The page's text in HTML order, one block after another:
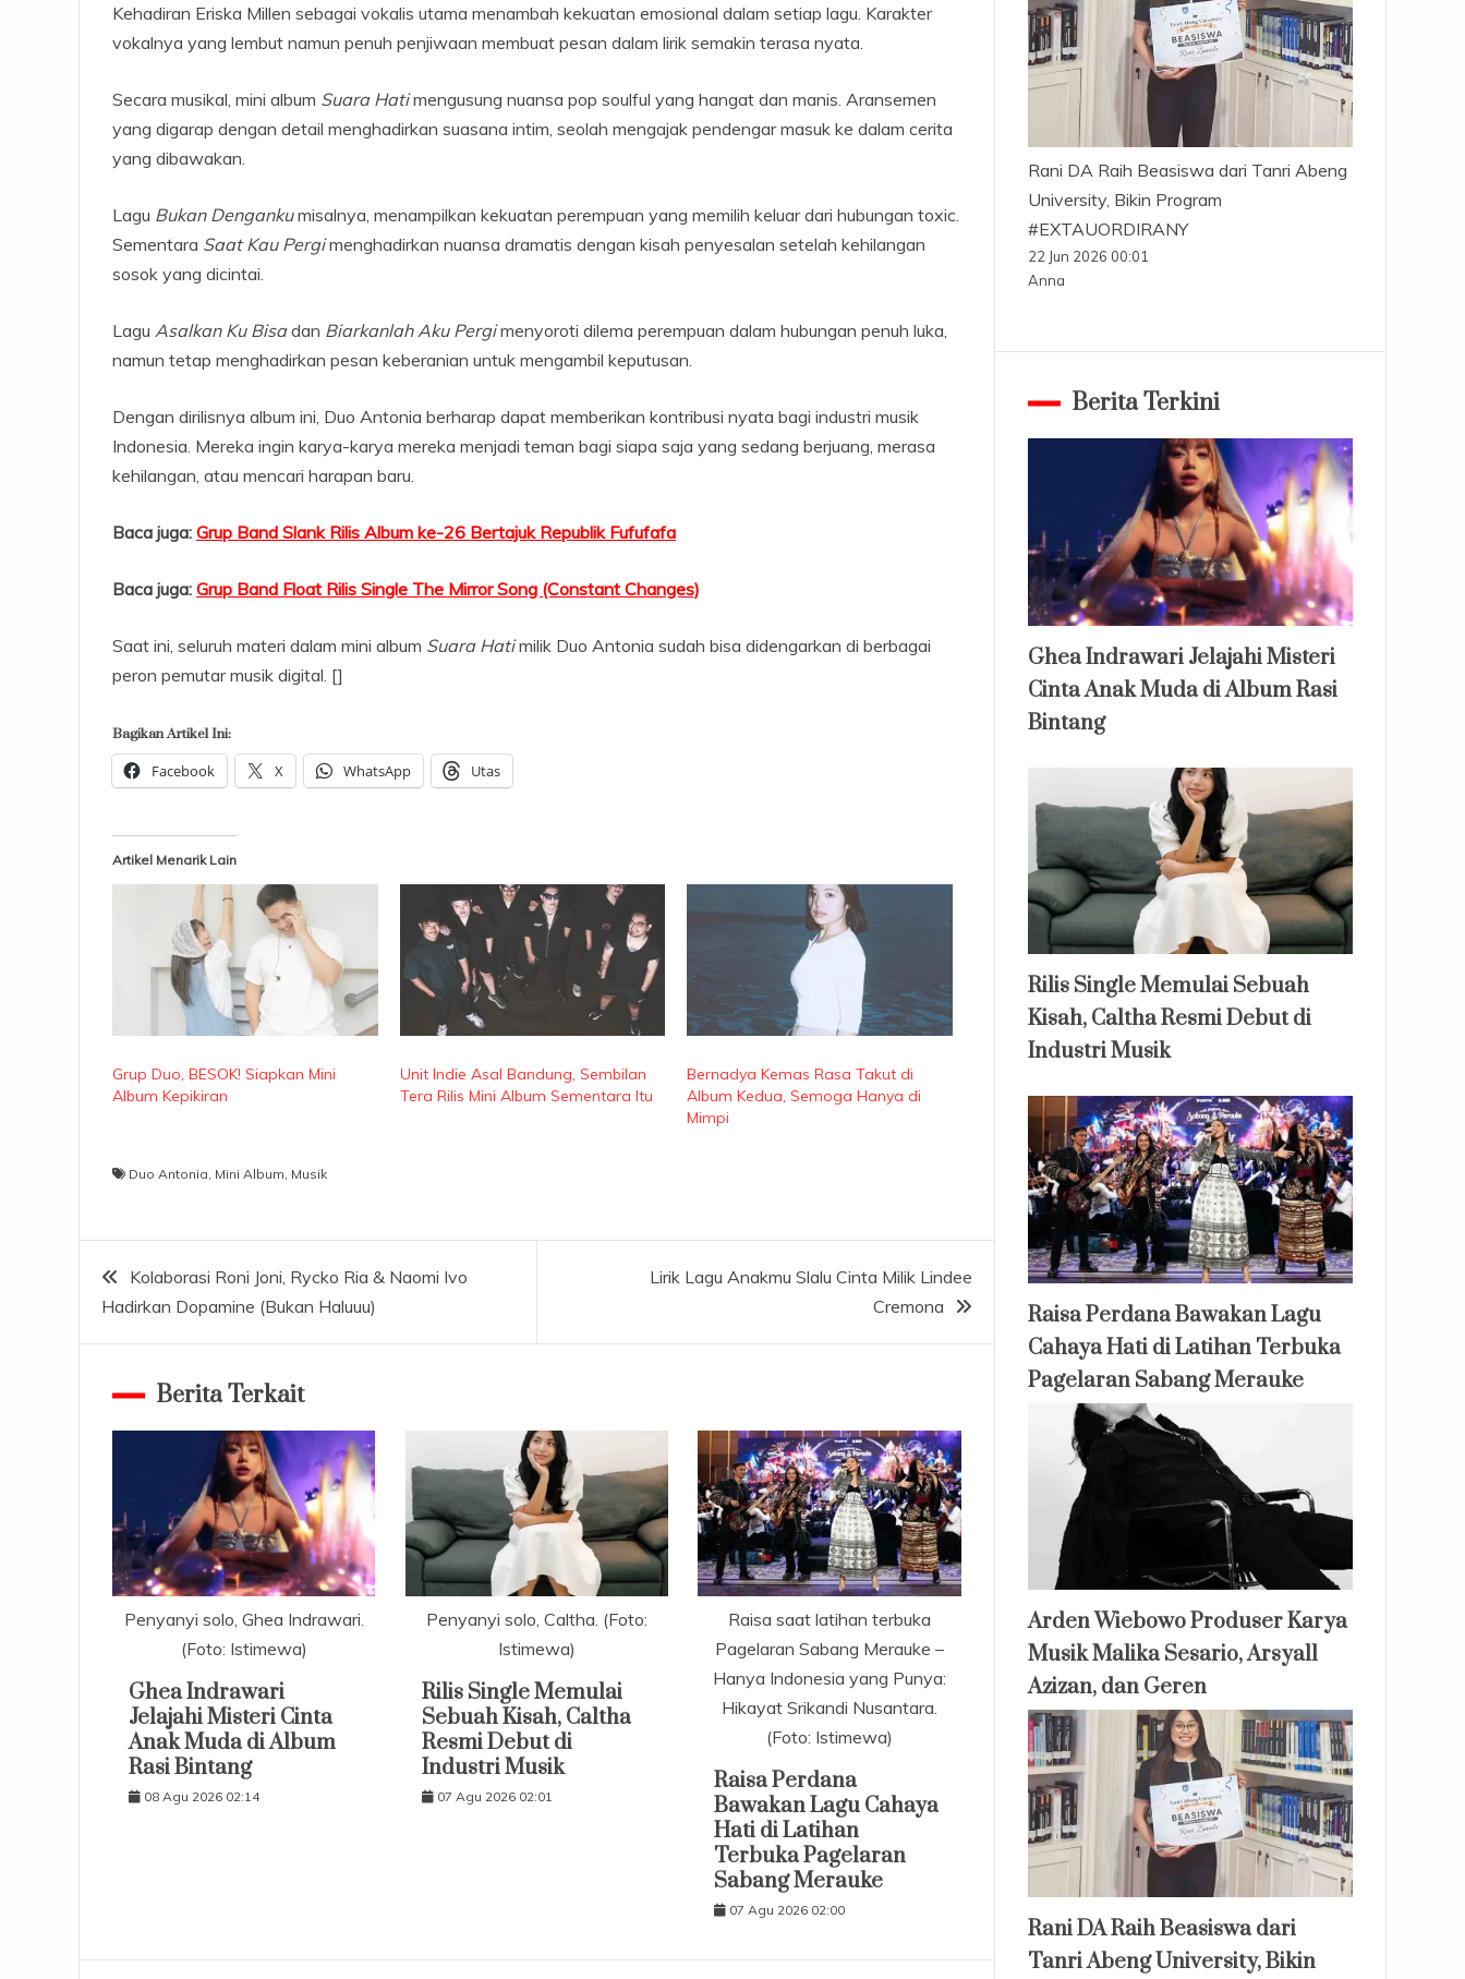
Kehadiran Eriska Millen sebagai vokalis utama menambah kekuatan emosional dalam setiap lagu. Karakter
vokalnya yang lembut namun penuh penjiwaan membuat pesan dalam lirik semakin terasa nyata.
Secara musikal, mini album Suara Hatimengusung nuansa pop soulful yang hangat dan manis. Aransemen
yang digarap dengan detail menghadirkan suasana intim, seolah mengajak pendengar masuk ke dalam cerita
yang dibawakan.
Lagu Bukan Dengankumisalnya, menampilkan kekuatan perempuan yang memilih keluar dari hubungan toxic.
Sementara Saat Kau Pergimenghadirkan nuansa dramatis dengan kisah penyesalan setelah kehilangan
sosok yang dicintai.
Lagu Asalkan Ku Bisadan Biarkanlah Aku Pergimenyoroti dilema perempuan dalam hubungan penuh luka,
namun tetap menghadirkan pesan keberanian untuk mengambil keputusan.
Dengan dirilisnya album ini, Duo Antonia berharap dapat memberikan kontribusi nyata bagi industri musik
Indonesia. Mereka ingin karya-karya mereka menjadi teman bagi siapa saja yang sedang berjuang, merasa
kehilangan, atau mencari harapan baru.
Baca juga: Grup Band Slank Rilis Album ke-26 Bertajuk Republik Fufufafa
Baca juga: Grup Band Float Rilis Single The Mirror Song (Constant Changes)
Saat ini, seluruh materi dalam mini album Suara Hatimilik Duo Antonia sudah bisa didengarkan di berbagai
peron pemutar musik digital. []
Bagikan Artikel Ini:
Facebook X WhatsApp Utas
Artikel Menarik Lain
Grup Duo, BESOK! Siapkan Mini
Album Kepikiran
Unit Indie Asal Bandung, Sembilan
Tera Rilis Mini Album Sementara Itu
Bernadya Kemas Rasa Takut di
Album Kedua, Semoga Hanya di
Mimpi
Duo Antonia, Mini Album, Musik
Navigasi
pos
Kolaborasi Roni Joni, Rycko Ria & Naomi Ivo
Hadirkan Dopamine (Bukan Haluuu)
Lirik Lagu Anakmu Slalu Cinta Milik Lindee
Cremona
Berita Terkait
Penyanyi solo, Ghea Indrawari.
(Foto: Istimewa)
Ghea Indrawari
Jelajahi Misteri Cinta
Anak Muda di Album
Rasi Bintang
08 Agu 2026 02:14
Penyanyi solo, Caltha. (Foto:
Istimewa)
Rilis Single Memulai
Sebuah Kisah, Caltha
Resmi Debut di
Industri Musik
07 Agu 2026 02:01
Raisa saat latihan terbuka
Pagelaran Sabang Merauke –
Hanya Indonesia yang Punya:
Hikayat Srikandi Nusantara.
(Foto: Istimewa)
Raisa Perdana
Bawakan Lagu Cahaya
Hati di Latihan
Terbuka Pagelaran
Sabang Merauke
07 Agu 2026 02:00
Rani DA Raih Beasiswa dari Tanri Abeng
University, Bikin Program
#EXTAUORDIRANY
22 Jun 2026 00:01
Anna
Berita Terkini
Ghea Indrawari Jelajahi Misteri
Cinta Anak Muda di Album Rasi
Bintang
Rilis Single Memulai Sebuah
Kisah, Caltha Resmi Debut di
Industri Musik
Raisa Perdana Bawakan Lagu
Cahaya Hati di Latihan Terbuka
Pagelaran Sabang Merauke
Arden Wiebowo Produser Karya
Musik Malika Sesario, Arsyall
Azizan, dan Geren
Rani DA Raih Beasiswa dari
Tanri Abeng University, Bikin